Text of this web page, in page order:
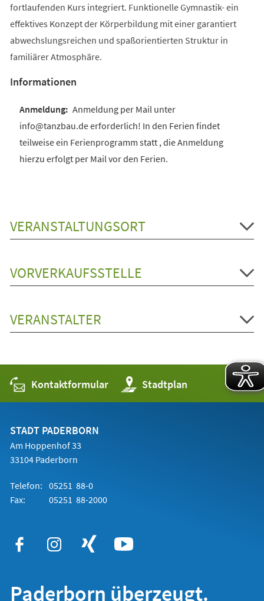
fortlaufenden Kurs integriert. Funktionelle Gymnastik- ein
effektives Konzept der Körperbildung mit einer garantiert
abwechslungsreichen und spaßorientierten Struktur in
familiärer Atmosphäre.
Informationen
Anmeldung per Mail unter
info@tanzbau.de erforderlich! In den Ferien findet
teilweise ein Ferienprogramm statt , die Anmeldung
hierzu erfolgt per Mail vor den Ferien.
VERANSTALTUNGSORT
VORVERKAUFSSTELLE
VERANSTALTER
Kontaktformular Stadtplan
(Öffnet
in
einem
STADT PADERBORN
Am Hoppenhof 33
33104 Paderborn
Telefon: 05251 88-0
Fax:
05251 88-2000
Paderborn überzeugt.